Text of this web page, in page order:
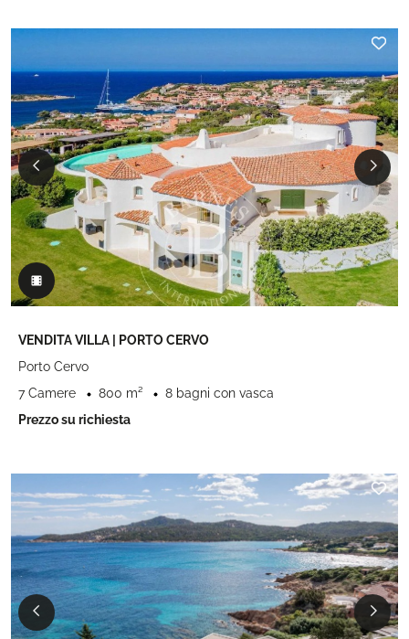
VENDITA VILLA | PORTO CERVO
Porto Cervo
7 Camere
800 m²
8 bagni con vasca
Prezzo su richiesta